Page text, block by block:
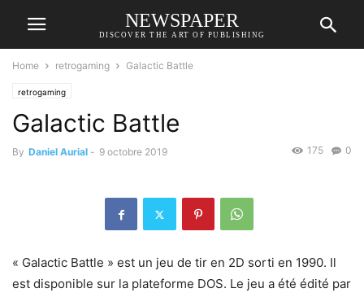
NEWSPAPER
DISCOVER THE ART OF PUBLISHING
Home retrogaming Galactic Battle
retrogaming
Galactic Battle
By Daniel Aurial - 9 octobre 2019 0
175
« Galactic Battle » est un jeu de tir en 2D sorti en 1990. Il
est disponible sur la plateforme DOS. Le jeu a été édité par